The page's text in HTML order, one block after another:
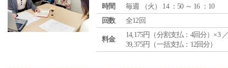
時間
毎週 （火 ） 14 ：50 ～ 16 ：10
回数
全12回
料金
14,175円（分割支払：4回分）×3
39,375円（一括支払：12回分）